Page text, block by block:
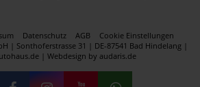
Datenschutz AGB
Cookie Einstellungen
| Sonthoferstrasse 31 | DE-87541 Bad Hindelang |
| Webdesign by audaris.de